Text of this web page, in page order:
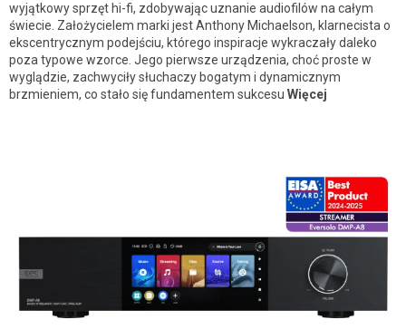
wyjątkowy sprzęt hi-fi, zdobywając uznanie audiofilów na całym
świecie. Założycielem marki jest Anthony Michaelson, klarnecista o
ekscentrycznym podejściu, którego inspiracje wykraczały daleko
poza typowe wzorce. Jego pierwsze urządzenia, choć proste w
wyglądzie, zachwyciły słuchaczy bogatym i dynamicznym
brzmieniem, co stało się fundamentem sukcesu Więcej